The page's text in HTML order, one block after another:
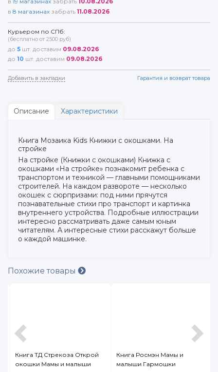
в 8 магазинах забрать 11.08.2026
Курьером по СПб:
(бесплатно от 2500 руб)
до 5 шт. доставим 09.08.2026
до 10 шт. доставим 09.08.2026
Добавить в закладки Гарантия и возврат товара
Описание Характеристики
Книга Мозаика Kids Книжки с окошками. На
стройке
На стройке (Книжки с окошками) Книжка с
окошками «На стройке» познакомит ребенка с
транспортом и техникой — главными помощниками
строителей. На каждом развороте — несколько
окошек с сюрпризами: под ними прячутся
познавательные стихи про транспорт и картинка
внутреннего устройства. Подробные иллюстрации
интересно рассматривать даже самым юным
читателям. А интересные стихи расскажут больше
о каждой машинке.
Похожие товары
Открой
малыши
Книга Росмэн Мамы и
малыши Гармошки
Книжка с
окошками